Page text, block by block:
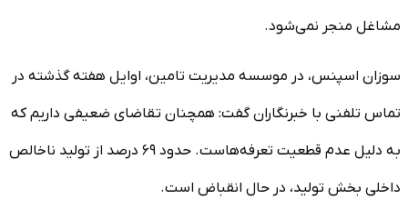
مشاغل منجر نمی‌شود.
سوزان اسپنس، در موسسه مدیریت تامین، اوایل هفته گذشته در
تماس تلفنی با خبرنگاران گفت: همچنان تقاضای ضعیفی داریم که
به دلیل عدم قطعیت تعرفه‌هاست. حدود ۶۹ درصد از تولید ناخالص
داخلی بخش تولید، در حال انقباض است.